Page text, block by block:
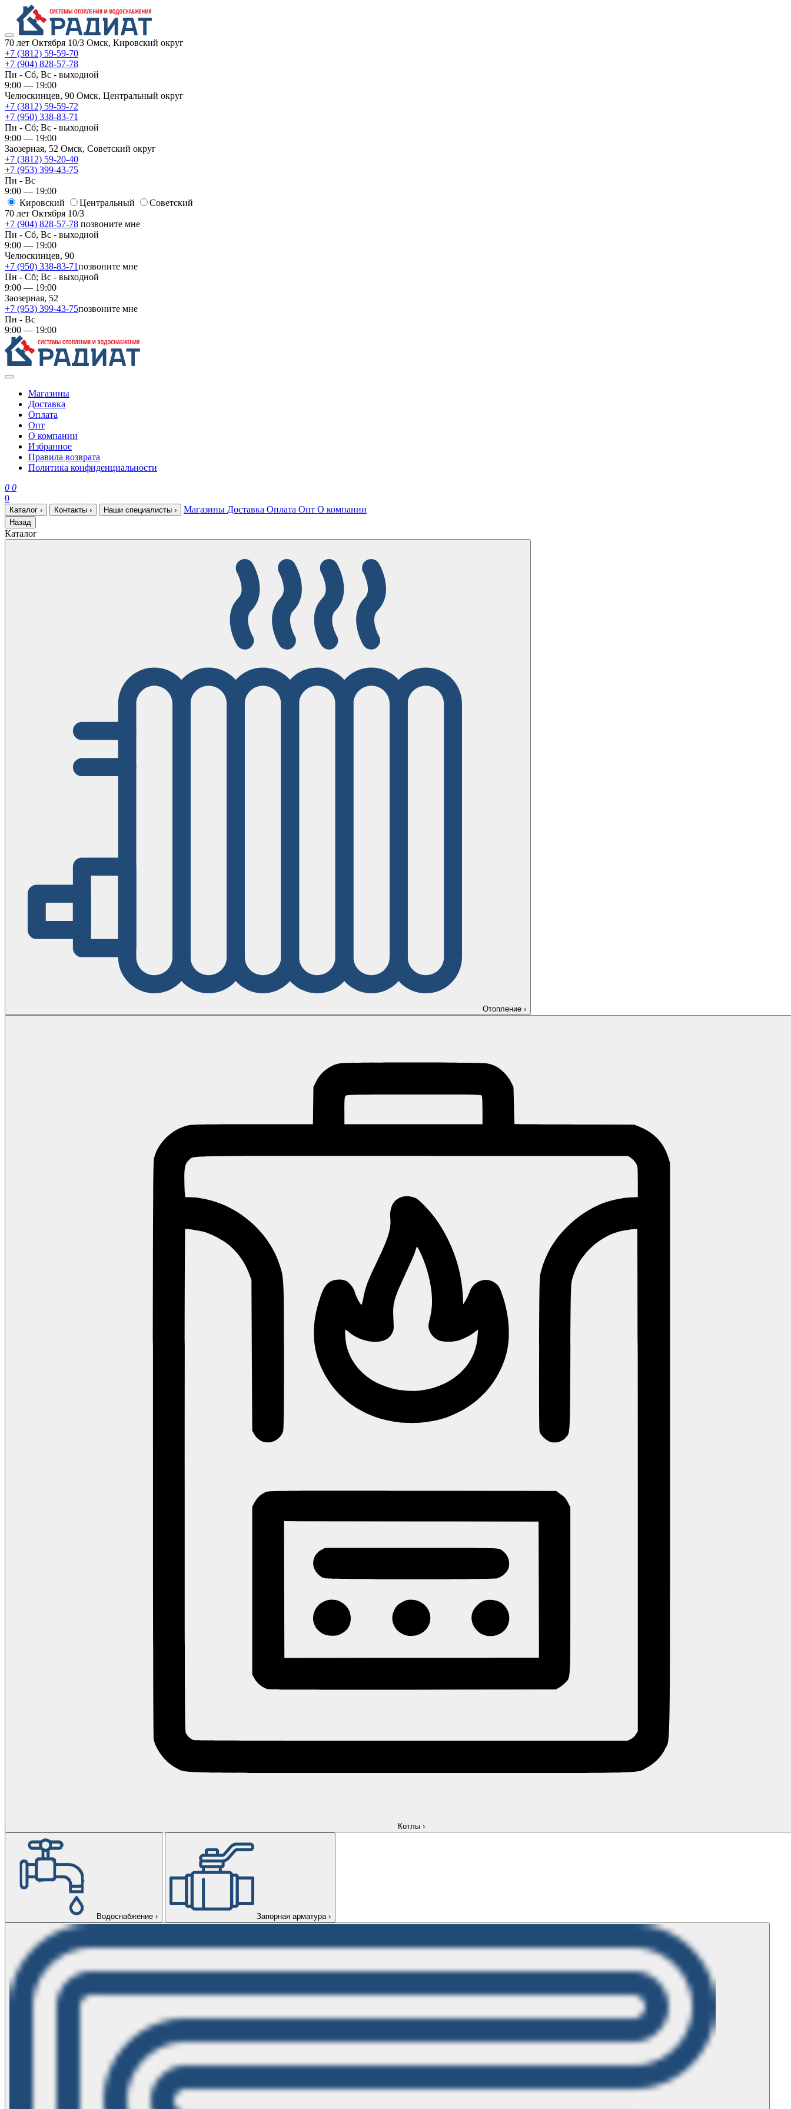
70 лет Октября 10/3 Омск, Кировский округ
+7 (3812) 59-59-70
+7 (904) 828-57-78
Пн - Сб, Вс - выходной
9:00 — 19:00
Челюскинцев, 90 Омск, ​Центральный округ
+7 (3812) 59-59-72
+7 (950) 338-83-71
Пн - Сб; Вс - выходной
9:00 — 19:00
Заозерная, 52 Омск, ​Советский округ
+7 (3812) 59-20-40
+7 (953) 399-43-75
Пн - Вс
9:00 — 19:00
Кировский
​Центральный
​Советский
70 лет Октября 10/3
+7 (904) 828-57-78 позвоните мне
Пн - Сб, Вс - выходной
9:00 — 19:00
Челюскинцев, 90
+7 (950) 338-83-71позвоните мне
Пн - Сб; Вс - выходной
9:00 — 19:00
Заозерная, 52
+7 (953) 399-43-75позвоните мне
Пн - Вс
9:00 — 19:00
Магазины
Доставка
Оплата
Опт
О компании
Избранное
Правила возврата
Политика конфиденциальности
0 0
0
Каталог › Контакты › Наши специалисты › Магазины Доставка Оплата Опт О компании
Назад
Каталог
Отопление ›
Котлы ›
Водоснабжение › Запорная арматура ›